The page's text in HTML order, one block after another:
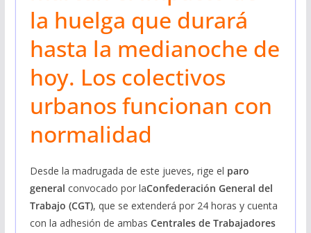
la huelga que durará
hasta la medianoche de
hoy. Los colectivos
urbanos funcionan con
normalidad
Desde la madrugada de este jueves, rige el paro
general convocado por laConfederación General del
Trabajo (CGT), que se extenderá por 24 horas y cuenta
con la adhesión de ambas Centrales de Trabajadores